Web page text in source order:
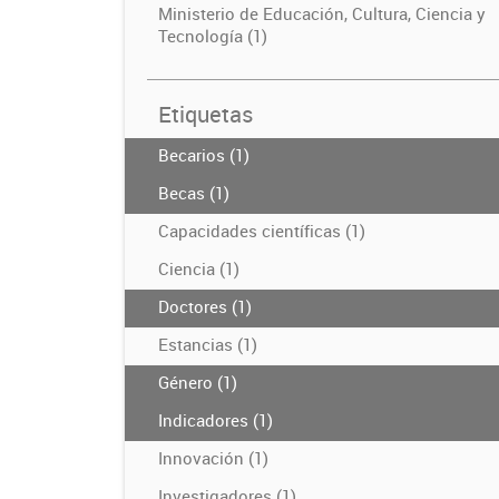
Ministerio de Educación, Cultura, Ciencia y
Tecnología (1)
Etiquetas
Becarios (1)
Becas (1)
Capacidades científicas (1)
Ciencia (1)
Doctores (1)
Estancias (1)
Género (1)
Indicadores (1)
Innovación (1)